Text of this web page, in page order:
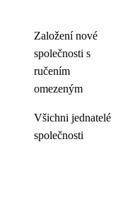
Založení nové
společnosti s
ručením
omezeným
Všichni jednatelé
společnosti